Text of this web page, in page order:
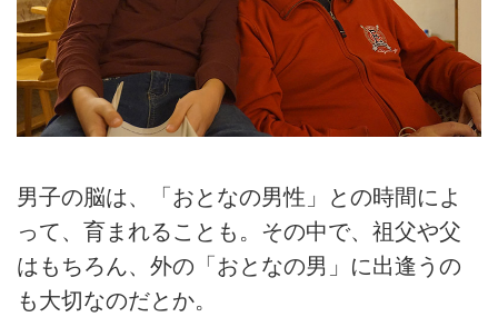
男子の脳は、「おとなの男性」との時間によ
って、育まれることも。その中で、祖父や父
はもちろん、外の「おとなの男」に出逢うの
も大切なのだとか。